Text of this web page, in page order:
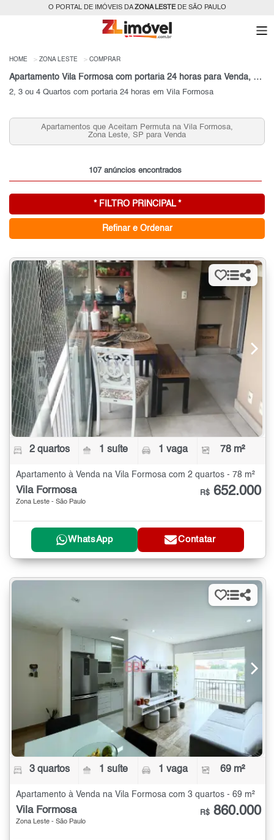
O PORTAL DE IMÓVEIS DAZONA LESTEDE SÃO PAULO
HOME ZONA LESTE COMPRAR
Apartamento Vila Formosa com portaria 24 horas para Venda, Zona Leste, SP
2, 3 ou 4 Quartos com portaria 24 horas em Vila Formosa
Apartamentos que Aceitam Permuta na Vila Formosa,
Zona Leste, SP para Venda
107 anúncios encontrados
* FILTRO PRINCIPAL *
Refinar e Ordenar
2 quartos 1 suíte 1 vaga 78 m²
Apartamento à Venda na Vila Formosa com 2 quartos - 78 m²
Vila Formosa
Zona Leste - São Paulo
R$ 652.000
WhatsApp Contatar
3 quartos 1 suíte 1 vaga 69 m²
Apartamento à Venda na Vila Formosa com 3 quartos - 69 m²
Vila Formosa
Zona Leste - São Paulo
R$ 860.000